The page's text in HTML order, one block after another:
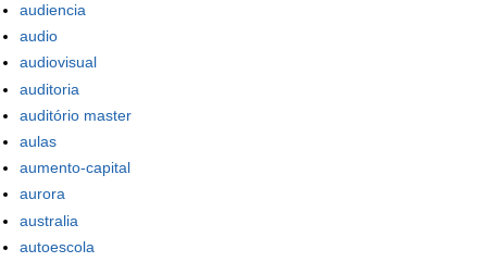
audiencia
audio
audiovisual
auditoria
auditório master
aulas
aumento-capital
aurora
australia
autoescola